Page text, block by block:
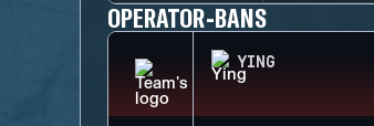
OPERATOR-BANS
YING